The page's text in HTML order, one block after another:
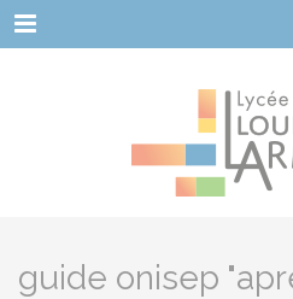
Menu
guide onisep
Cookies management panel